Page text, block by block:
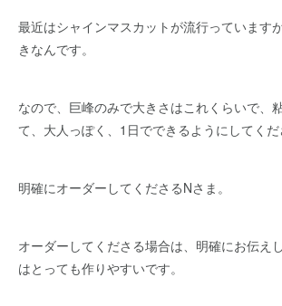
最近はシャインマスカットが流行っています
きなんです。
なので、巨峰のみで大きさはこれくらいで、
て、大人っぽく、1日でできるようにしてくだ
明確にオーダーしてくださるNさま。
オーダーしてくださる場合は、明確にお伝え
はとっても作りやすいです。